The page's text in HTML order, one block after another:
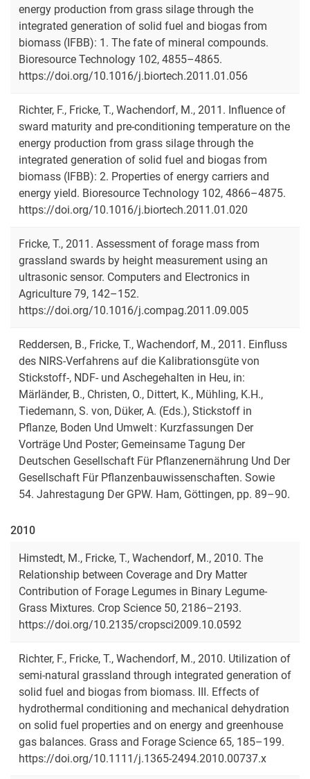
energy production from grass silage through the
integrated generation of solid fuel and biogas from
biomass (IFBB): 1. The fate of mineral compounds.
Bioresource Technology 102, 4855–4865.
https://doi.org/10.1016/j.biortech.2011.01.056
Richter, F., Fricke, T., Wachendorf, M., 2011. Influence of
sward maturity and pre-conditioning temperature on the
energy production from grass silage through the
integrated generation of solid fuel and biogas from
biomass (IFBB): 2. Properties of energy carriers and
energy yield. Bioresource Technology 102, 4866–4875.
https://doi.org/10.1016/j.biortech.2011.01.020
Fricke, T., 2011. Assessment of forage mass from
grassland swards by height measurement using an
ultrasonic sensor. Computers and Electronics in
Agriculture 79, 142–152.
https://doi.org/10.1016/j.compag.2011.09.005
Reddersen, B., Fricke, T., Wachendorf, M., 2011. Einfluss
des NIRS-Verfahrens auf die Kalibrationsgüte von
Stickstoff-, NDF- und Aschegehalten in Heu, in:
Märländer, B., Christen, O., Dittert, K., Mühling, K.H.,
Tiedemann, S. von, Düker, A. (Eds.), Stickstoff in
Pflanze, Boden Und Umwelt : Kurzfassungen Der
Vorträge Und Poster; Gemeinsame Tagung Der
Deutschen Gesellschaft Für Pflanzenernährung Und Der
Gesellschaft Für Pflanzenbauwissenschaften. Sowie
54. Jahrestagung Der GPW. Ham, Göttingen, pp. 89–90.
2010
Himstedt, M., Fricke, T., Wachendorf, M., 2010. The
Relationship between Coverage and Dry Matter
Contribution of Forage Legumes in Binary Legume-
Grass Mixtures. Crop Science 50, 2186–2193.
https://doi.org/10.2135/cropsci2009.10.0592
Richter, F., Fricke, T., Wachendorf, M., 2010. Utilization of
semi-natural grassland through integrated generation of
solid fuel and biogas from biomass. III. Effects of
hydrothermal conditioning and mechanical dehydration
on solid fuel properties and on energy and greenhouse
gas balances. Grass and Forage Science 65, 185–199.
https://doi.org/10.1111/j.1365-2494.2010.00737.x